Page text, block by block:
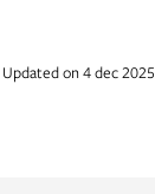
on 4 dec 2025